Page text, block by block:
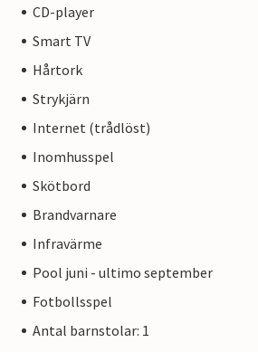
CD-player
Smart TV
Hårtork
Strykjärn
Internet (trådlöst)
Inomhusspel
Skötbord
Brandvarnare
Infravärme
Pool juni - ultimo september
Fotbollsspel
Antal barnstolar: 1